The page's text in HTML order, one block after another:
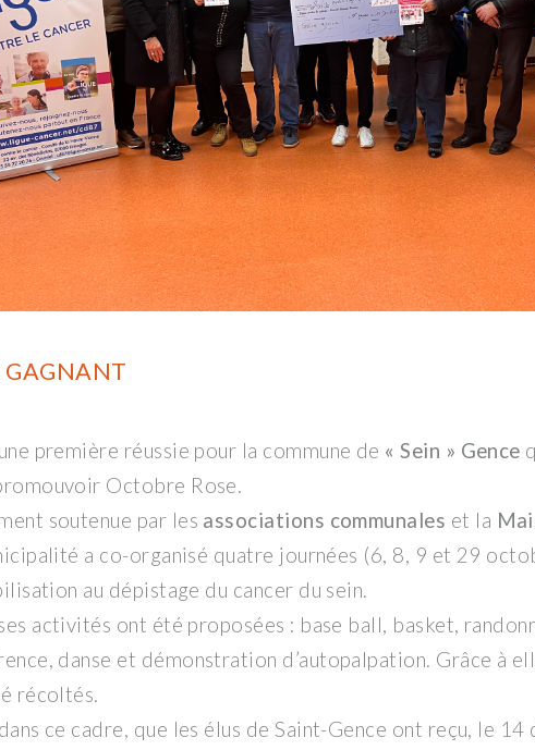
GAGNANT
première réussie pour la commune de « Sein » Gence
Octobre Rose.
soutenue par les associations communales et la
a co-organisé quatre journées (6, 8, 9 et 29
au dépistage du cancer du sein.
activités ont été proposées : base ball, basket,
danse et démonstration d’autopalpation. Grâce à
récoltés.
ce cadre, que les élus de Saint-Gence ont reçu, le 14